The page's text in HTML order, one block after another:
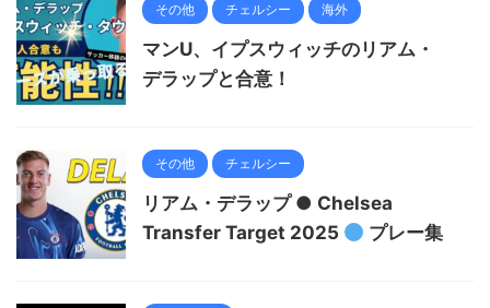
その他 チェルシー 海外
マンU、イプスウィッチのリアム・
デラップと合意！
その他 チェルシー
リアム・デラップ ● Chelsea
Transfer Target 2025
プレー集